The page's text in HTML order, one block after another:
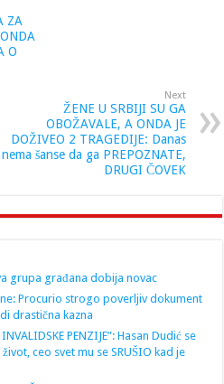
ZA
O
Next
ŽENE U SRBIJI SU GA
OBOŽAVALE, A ONDA JE
DOŽIVEO 2 TRAGEDIJE: Danas
nema šanse da ga PREPOZNATE,
DRUGI ČOVEK
grupa građana dobija novac
Procurio strogo poverljiv dokument
drastična kazna
PENZIJE”: Hasan Dudić se
ceo svet mu se SRUŠIO kad je